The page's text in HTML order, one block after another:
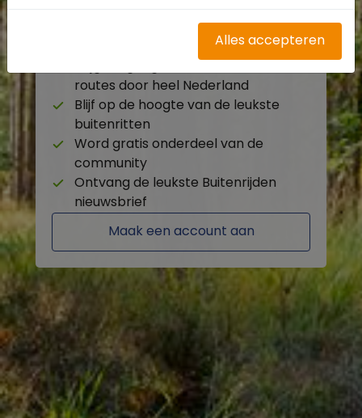
Profiteer van de vele voordelen door je
routes door heel Nederland
Blijf op de hoogte van de leukste
buitenritten
Word gratis onderdeel van de
community
Ontvang de leukste Buitenrijden
nieuwsbrief
Maak een account aan
Alles accepteren